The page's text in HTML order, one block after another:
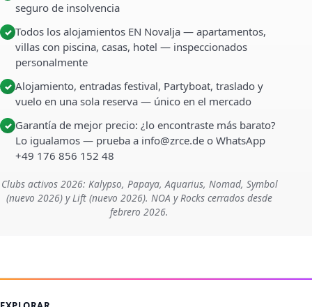
seguro de insolvencia
✓ Todos los alojamientos EN Novalja — apartamentos,
villas con piscina, casas, hotel — inspeccionados
personalmente
✓ Alojamiento, entradas festival, Partyboat, traslado y
vuelo en una sola reserva — único en el mercado
✓ Garantía de mejor precio: ¿lo encontraste más barato?
Lo igualamos — prueba a info@zrce.de o WhatsApp
+49 176 856 152 48
Clubs activos 2026: Kalypso, Papaya, Aquarius, Nomad, Symbol
(nuevo 2026) y Lift (nuevo 2026). NOA y Rocks cerrados desde
febrero 2026.